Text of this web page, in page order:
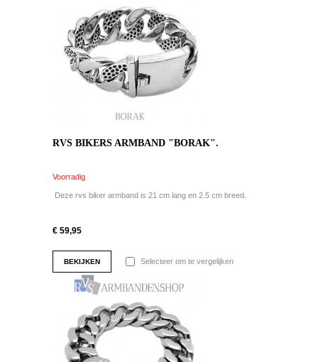
RVS BIKERS ARMBAND "BORAK".
Voorradig
Deze rvs biker armband is 21 cm lang en 2.5 cm breed.
€ 59,95
BEKIJKEN Selecteer om te vergelijken